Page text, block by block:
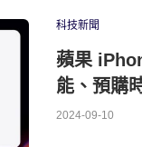
科技新聞
蘋果
能、預購
2024-09-10